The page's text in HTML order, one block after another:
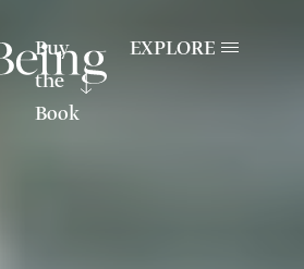
Buy
the
Book
EXPLORE